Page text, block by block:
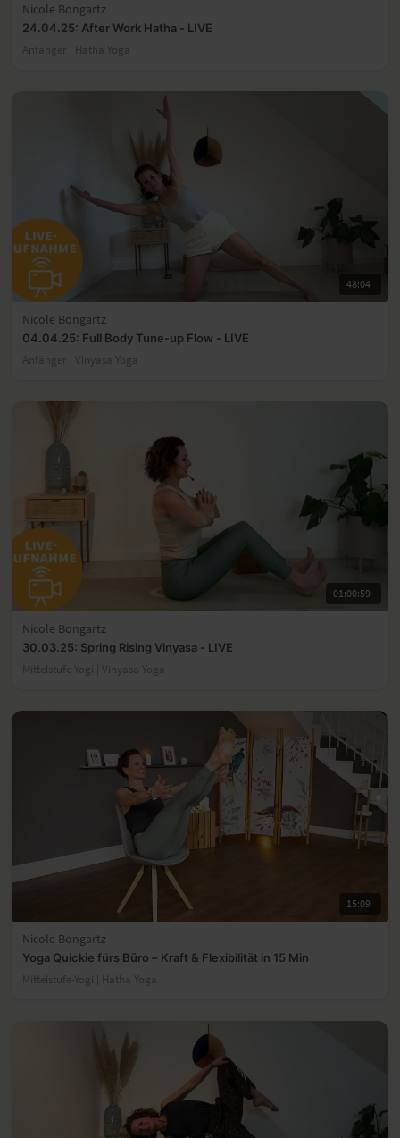
Nicole Bongartz
24.04.25: After Work Hatha - LIVE
Anfänger | Hatha Yoga
48:04
Nicole Bongartz
04.04.25: Full Body Tune-up Flow - LIVE
Anfänger | Vinyasa Yoga
01:00:59
Nicole Bongartz
30.03.25: Spring Rising Vinyasa - LIVE
Mittelstufe-Yogi | Vinyasa Yoga
15:09
Nicole Bongartz
Yoga Quickie fürs Büro – Kraft & Flexibilität in 15 Min
Mittelstufe-Yogi | Hatha Yoga